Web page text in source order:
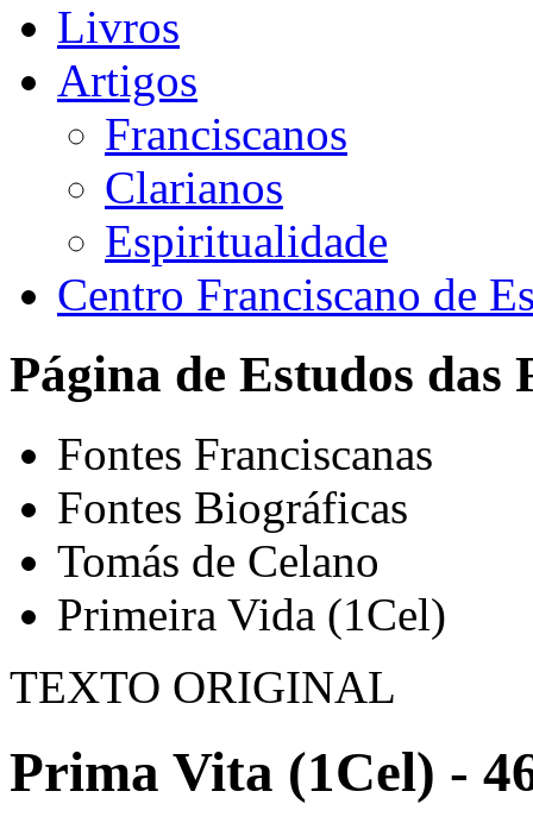
Livros
Artigos
Franciscanos
Clarianos
Espiritualidade
Centro Franciscano de
Página de Estudos das
Fontes Franciscanas
Fontes Biográficas
Tomás de Celano
Primeira Vida (1Cel)
TEXTO ORIGINAL
Prima Vita (1Cel) -